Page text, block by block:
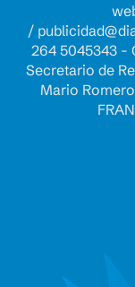
/
264 5045343 -
Secretario de
Mario